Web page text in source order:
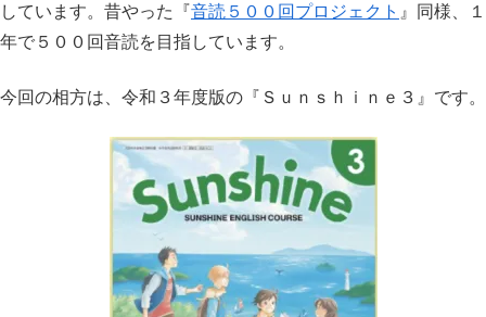
しています。昔やった『音読５００回プロジェクト 』同様、１
年で５００回音読を目指しています。
今回の相方は、令和３年度版の『Ｓｕｎｓｈｉｎｅ３』です。